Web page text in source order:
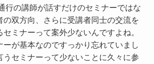
行の講師が話すだけのセミナーではな
の双方向、さらに受講者同士の交流を
ミナーって案外少ないんですよね。
ーが基本なのですっかり忘れていまし
うセミナーって少ないことに久々に参